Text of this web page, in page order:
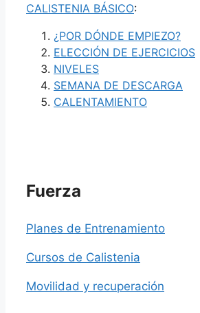
CALISTENIA BÁSICO:
¿POR DÓNDE EMPIEZO?
ELECCIÓN DE EJERCICIOS
NIVELES
SEMANA DE DESCARGA
CALENTAMIENTO
Fuerza
Planes de Entrenamiento
Cursos de Calistenia
Movilidad y recuperación